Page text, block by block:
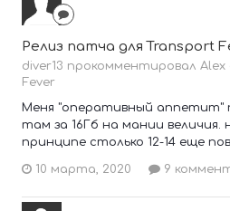
Релиз патча для Transport
diver13 прокомментировал
Fever
Меня "оперативный аппетит"
там за 16Гб на мании
принципе столько 12-14 еще
10 марта, 2020 9